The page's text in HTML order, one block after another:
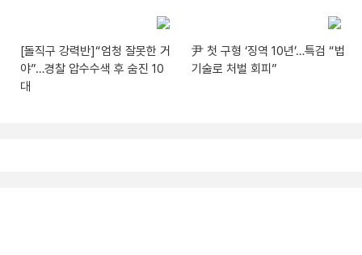
[돌직구 강력반]“엄청 잘못한 거
야”…경찰 압수수색 후 숨진 10
대
尹 첫 구형 ‘징역 10년’…특검 “법
기술로 처벌 회피”